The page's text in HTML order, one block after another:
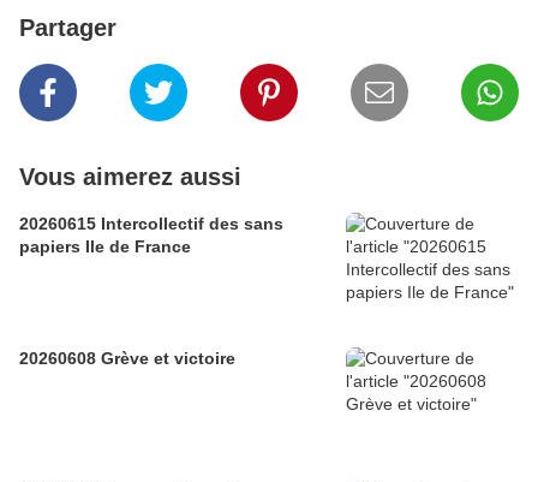
Partager
Vous aimerez aussi
20260615 Intercollectif des sans
papiers Ile de France
20260608 Grève et victoire